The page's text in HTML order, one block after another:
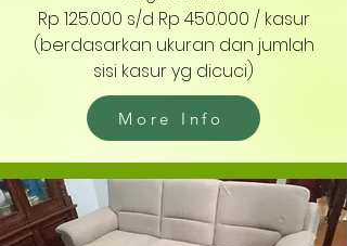
Rp 125.000 s/d Rp 450.000 / kasur
(berdasarkan ukuran dan jumlah
sisi kasur yg dicuci)
More Info